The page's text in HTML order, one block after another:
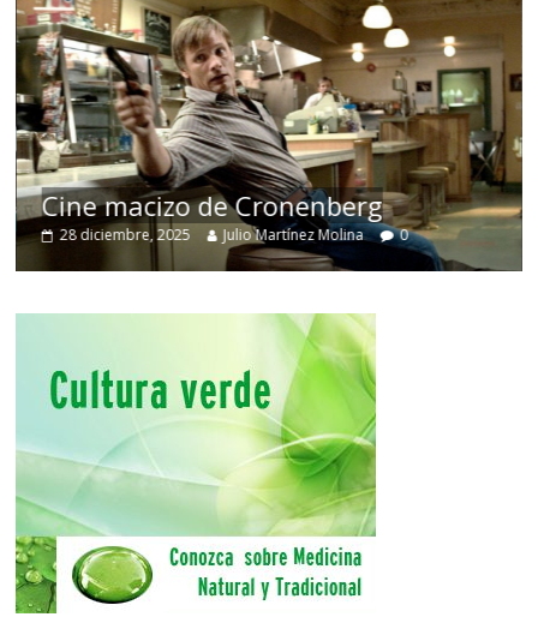
Cine macizo de Cronenberg
28 diciembre, 2025 Julio Martínez Molina 0